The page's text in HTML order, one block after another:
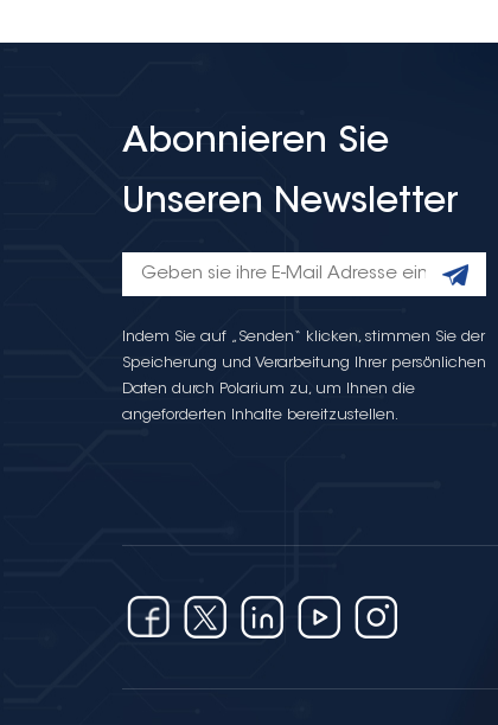
Abonnieren Sie
Unseren Newsletter
Indem Sie auf „Senden“ klicken, stimmen Sie der
Speicherung und Verarbeitung Ihrer persönlichen
Daten durch Polarium zu, um Ihnen die
angeforderten Inhalte bereitzustellen.